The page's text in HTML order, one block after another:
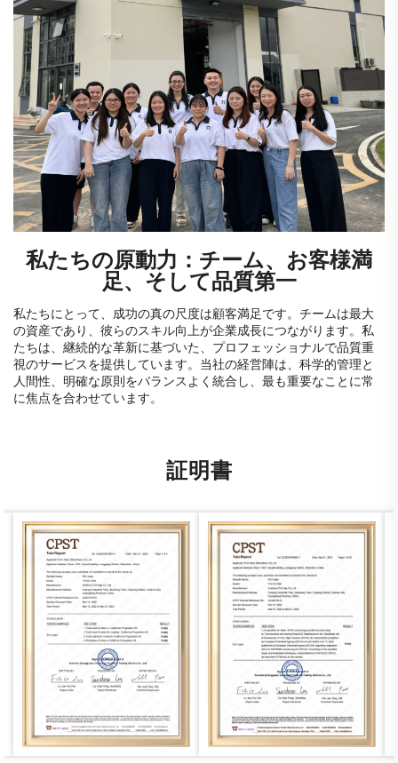
私たちの原動力：チーム、お客様満
足、そして品質第一
私たちにとって、成功の真の尺度は顧客満足です。チームは最大
の資産であり、彼らのスキル向上が企業成長につながります。私
たちは、継続的な革新に基づいた、プロフェッショナルで品質重
視のサービスを提供しています。当社の経営陣は、科学的管理と
人間性、明確な原則をバランスよく統合し、最も重要なことに常
に焦点を合わせています。
証明書